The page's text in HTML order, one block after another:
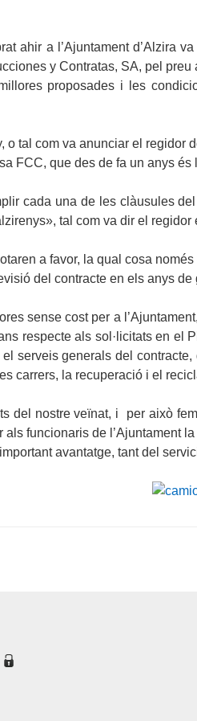
ahir a l’Ajuntament d’Alzira
y Contratas, SA, pel
proposades i les
o tal com va anunciar el
FCC, que des de fa un anys
cada una de les clàusules
tal com va dir el regidor
a favor, la qual cosa
del contracte en els anys
sense cost per a
respecte als sol·licitats en
serveis generals del
carrers, la recuperació i el
del nostre veïnat, i per això
funcionaris de
avantatge, tant del